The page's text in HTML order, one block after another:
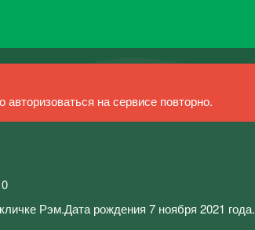
на сервисе повторно.
Рэм.Дата рождения 7 ноября 2021 года.